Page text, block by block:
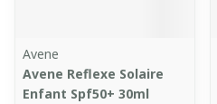
Avene
Avene Reflexe Solaire
Enfant Spf50+ 30ml